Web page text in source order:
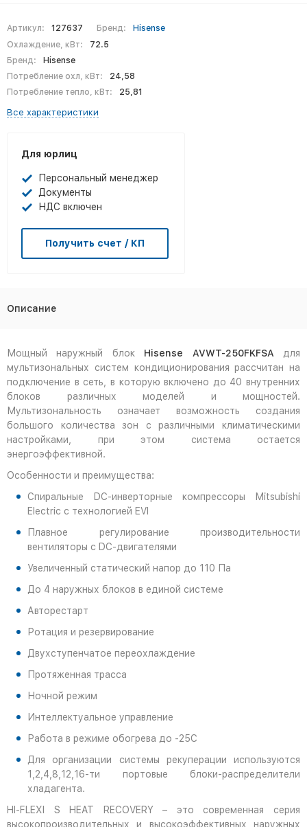
Артикул: 127637 Бренд:
Hisense
Охлаждение, кВт:
72.5
Бренд:
Hisense
Потребление охл, кВт:
24,58
Потребление тепло, кВт:
25,81
Все характеристики
Для юрлиц
Персональный менеджер
Документы
НДС включен
Получить счет / КП
Описание
Мощный наружный блок Hisense AVWT-250FKFSA для
мультизональных систем кондиционирования рассчитан на
подключение в сеть, в которую включено до 40 внутренних
блоков различных моделей и мощностей.
Мультизональность означает возможность создания
большого количества зон с различными климатическими
настройками, при этом система остается
энергоэффективной.
Особенности и преимущества:
Спиральные DC-инверторные компрессоры Mitsubishi
Electric c технологией EVI
Плавное регулирование производительности
вентиляторы с DC-двигателями
Увеличенный статический напор до 110 Па
До 4 наружных блоков в единой системе
Авторестарт
Ротация и резервирование
Двухступенчатое переохлаждение
Протяженная трасса
Ночной режим
Интеллектуальное управление
Работа в режиме обогрева до -25С
Для организации системы рекуперации используются
1,2,4,8,12,16-ти портовые блоки-распределители
хладагента.
HI-FLEXI S HEAT RECOVERY – это современная серия
высокопроизводительных и высокоэффективных наружных